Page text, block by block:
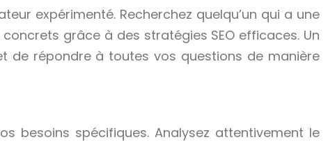
expérimenté. Recherchez quelqu’un qui a une
grâce à des stratégies SEO efficaces. Un
de répondre à toutes vos questions de manière
besoins spécifiques. Analysez attentivement le